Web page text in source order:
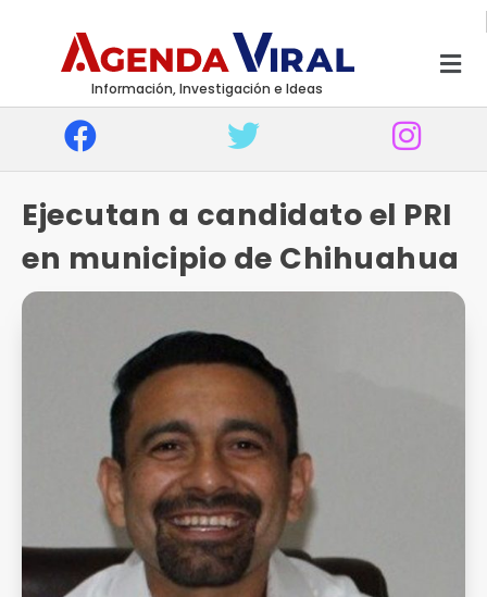
Información, Investigación e Ideas
Ejecutan a candidato el PRI
en municipio de Chihuahua